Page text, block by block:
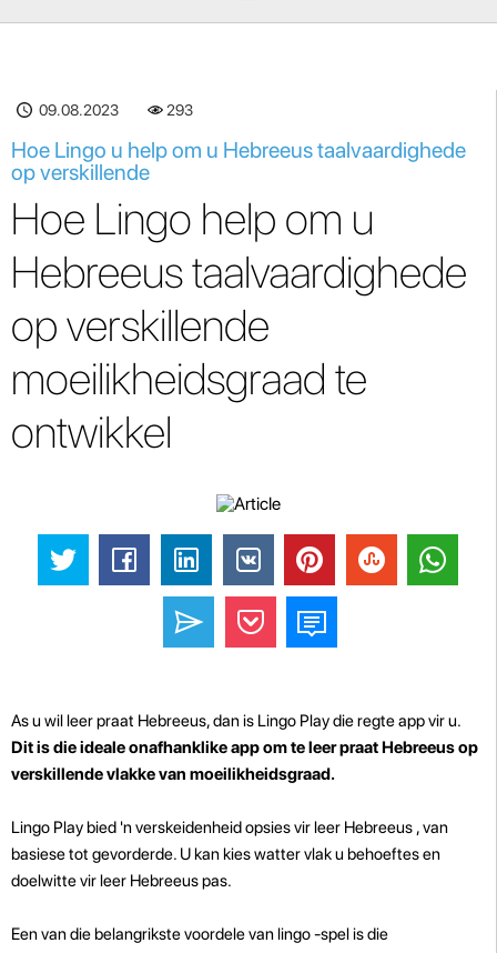
09.08.2023 293
Hoe Lingo u help om u Hebreeus taalvaardighede
op verskillende
Hoe Lingo help om u
Hebreeus taalvaardighede
op verskillende
moeilikheidsgraad te
ontwikkel
As u wil leer praat Hebreeus, dan is Lingo Play die regte app vir u.
Dit is die ideale onafhanklike app om te leer praat Hebreeus op
verskillende vlakke van moeilikheidsgraad.
Lingo Play bied 'n verskeidenheid opsies vir leer Hebreeus , van
basiese tot gevorderde. U kan kies watter vlak u behoeftes en
doelwitte vir leer Hebreeus pas.
Een van die belangrikste voordele van lingo -spel is die